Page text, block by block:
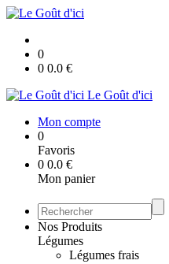
0
0 0.0 €
Le Goût d'ici
Mon compte
0
Favoris
0 0.0 €
Mon panier
Nos Produits
Légumes
Légumes frais